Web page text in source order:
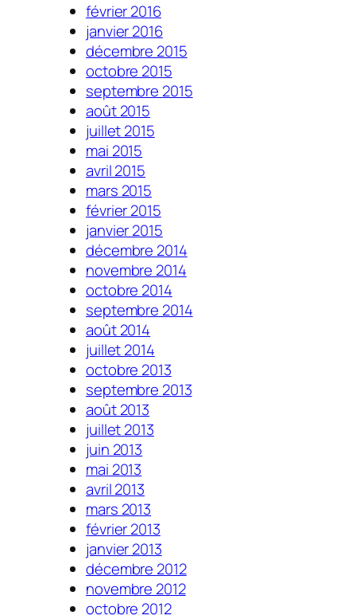
février 2016
janvier 2016
décembre 2015
octobre 2015
septembre 2015
août 2015
juillet 2015
mai 2015
avril 2015
mars 2015
février 2015
janvier 2015
décembre 2014
novembre 2014
octobre 2014
septembre 2014
août 2014
juillet 2014
octobre 2013
septembre 2013
août 2013
juillet 2013
juin 2013
mai 2013
avril 2013
mars 2013
février 2013
janvier 2013
décembre 2012
novembre 2012
octobre 2012